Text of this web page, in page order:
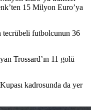
15 Milyon Euro’ya
tecrübeli futbolcunun 36
Trossard’ın 11 golü
kadrosunda da yer